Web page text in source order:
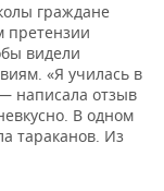
граждане
претензии
видели
«Я училась в
написала отзыв
В одном
тараканов. Из